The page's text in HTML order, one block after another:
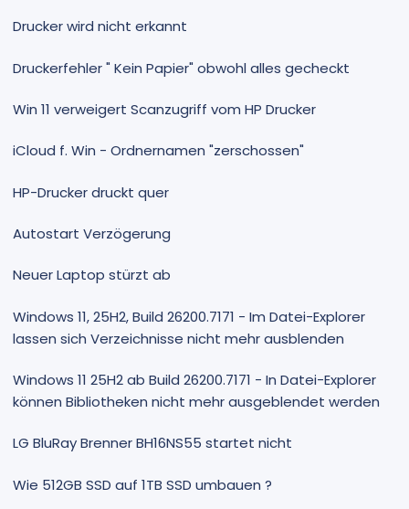
Drucker wird nicht erkannt
Druckerfehler " Kein Papier" obwohl alles gecheckt
Win 11 verweigert Scanzugriff vom HP Drucker
iCloud f. Win - Ordnernamen "zerschossen"
HP-Drucker druckt quer
Autostart Verzögerung
Neuer Laptop stürzt ab
Windows 11, 25H2, Build 26200.7171 - Im Datei-Explorer
lassen sich Verzeichnisse nicht mehr ausblenden
Windows 11 25H2 ab Build 26200.7171 - In Datei-Explorer
können Bibliotheken nicht mehr ausgeblendet werden
LG BluRay Brenner BH16NS55 startet nicht
Wie 512GB SSD auf 1TB SSD umbauen ?